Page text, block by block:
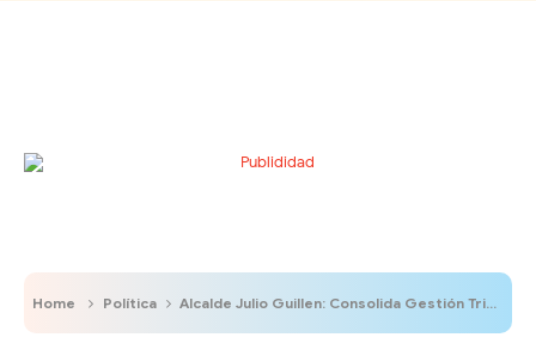
Home Política Alcalde Julio Guillen: Consolida Gestión Tributaria con empresa Garzón en el Municipio Sucre